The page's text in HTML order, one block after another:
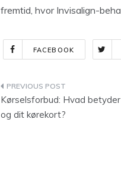
fremtid, hvor Invisalign-
FACEBOOK
Kørselsforbud: Hvad
og dit kørekort?